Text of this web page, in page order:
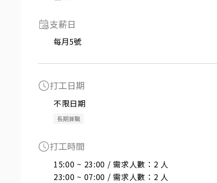
支薪日
每月5號
打工日期
不限日期
長期兼職
打工時間
15:00 ~ 23:00 / 需求人數：2 人
23:00 ~ 07:00 / 需求人數：2 人